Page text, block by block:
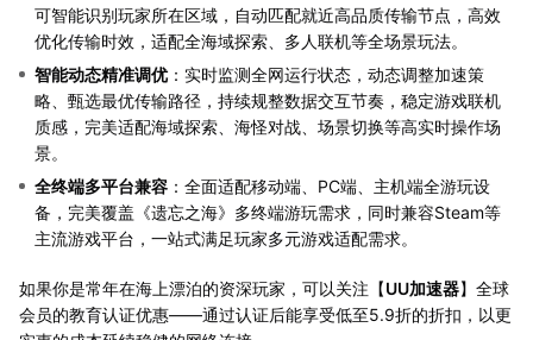
可智能识别玩家所在区域，自动匹配就近高品质传输节点，高效
优化传输时效，适配全海域探索、多人联机等全场景玩法。
智能动态精准调优：实时监测全网运行状态，动态调整加速策
略、甄选最优传输路径，持续规整数据交互节奏，稳定游戏联机
质感，完美适配海域探索、海怪对战、场景切换等高实时操作场
景。
全终端多平台兼容 ：全面适配移动端、PC端、主机端全游玩设
备，完美覆盖《遗忘之海》多终端游玩需求，同时兼容Steam等
主流游戏平台，一站式满足玩家多元游戏适配需求。
如果你是常年在海上漂泊的资深玩家，可以关注【UU加速器】全球
会员的教育认证优惠——通过认证后能享受低至5.9折的折扣，以更